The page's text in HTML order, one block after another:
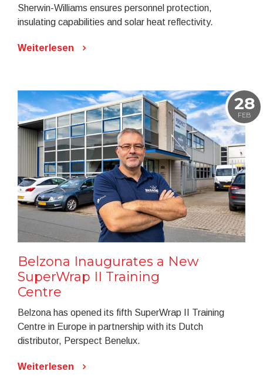
Sherwin-Williams ensures personnel protection,
insulating capabilities and solar heat reflectivity.
Weiterlesen
28
FEB
Belzona Inaugurates a New
SuperWrap II Training
Centre
Belzona has opened its fifth SuperWrap II Training
Centre in Europe in partnership with its Dutch
distributor, Perspect Benelux.
Weiterlesen